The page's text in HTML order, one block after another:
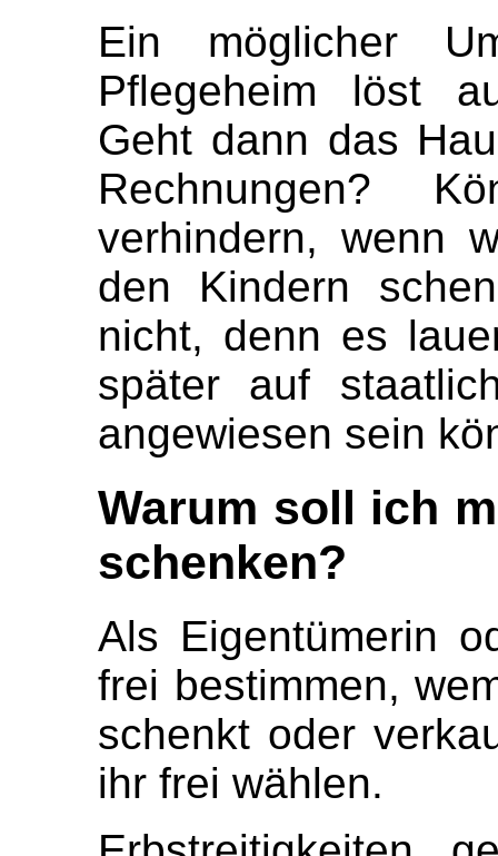
Ein möglicher
Pflegeheim löst
Geht dann das
Rechnungen?
verhindern, wenn
den Kindern
nicht, denn es
später auf
angewiesen sein
Warum soll ich
schenken?
Als Eigentümerin
frei bestimmen,
schenkt oder
ihr frei wählen.